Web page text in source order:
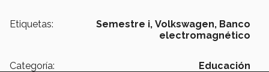
Etiquetas: Semestre i, Volkswagen, Banco
electromagnético
Categoría: Educación